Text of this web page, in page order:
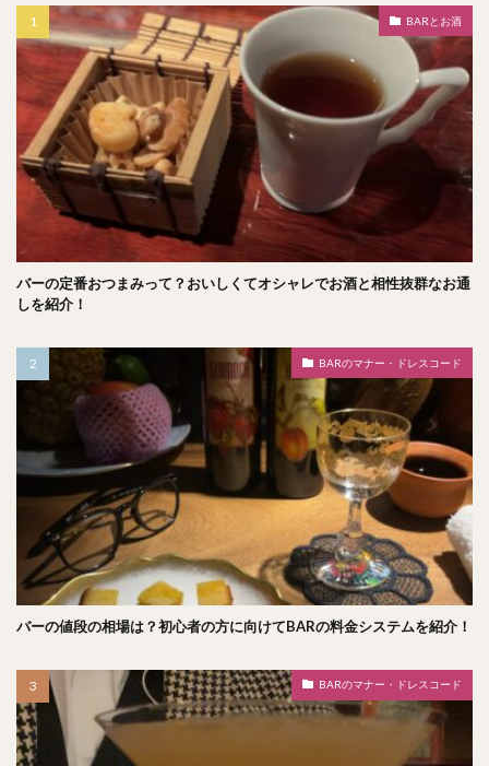
BARとお酒
バーの定番おつまみって？おいしくてオシャレでお酒と相性抜群なお通
しを紹介！
BARのマナー・ドレスコード
バーの値段の相場は？初心者の方に向けてBARの料金システムを紹介！
BARのマナー・ドレスコード